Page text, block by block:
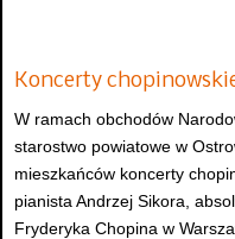
Koncerty
W ramach obchodów
starostwo powiatowe w
mieszkańców koncerty
pianista Andrzej Sikora,
Fryderyka Chopina w